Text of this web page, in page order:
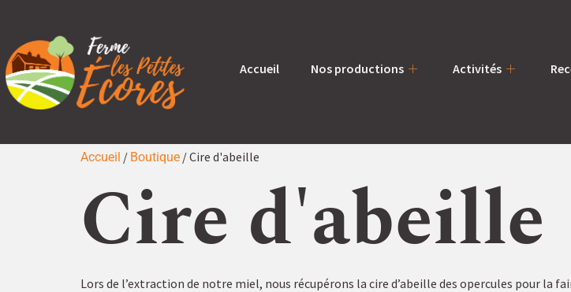
Accueil Nos productions Activités
Accueil / Boutique / Cire d'abeille
Cire d'abeille
Lors de l’extraction de notre miel, nous récupérons la cire d’abeille des opercules pour la